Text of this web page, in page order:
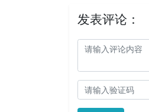
发表评论：